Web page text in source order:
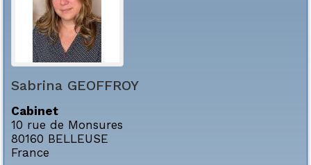
Sabrina GEOFFROY
Cabinet
10 rue de Monsures
80160 BELLEUSE
France